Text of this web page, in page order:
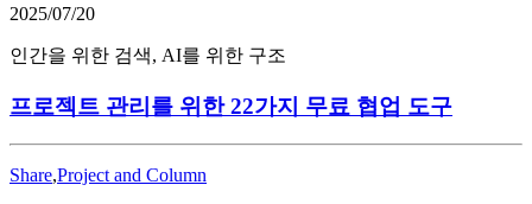
2025/07/20
인간을 위한 검색, AI를 위한 구조
프로젝트 관리를 위한 22가지 무료 협업 도구
Share,Project and Column